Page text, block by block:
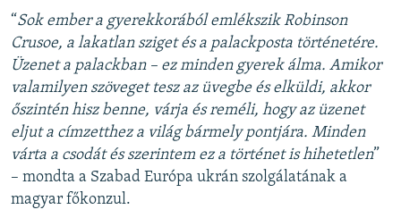
“Sok ember a gyerekkorából emlékszik Robinson
Crusoe, a lakatlan sziget és a palackposta történetére.
Üzenet a palackban – ez minden gyerek álma. Amikor
valamilyen szöveget tesz az üvegbe és elküldi, akkor
őszintén hisz benne, várja és reméli, hogy az üzenet
eljut a címzetthez a világ bármely pontjára. Minden
várta a csodát és szerintem ez a történet is hihetetlen”
– mondta a Szabad Európa ukrán szolgálatának a
magyar főkonzul.